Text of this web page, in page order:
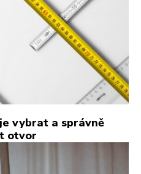
vybrat a správně
otvor